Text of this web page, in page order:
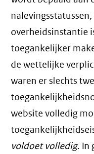
overheidsinstantie
toegankelijker
de wettelijke
waren er slechts
website volledig
voldoet volledig. In